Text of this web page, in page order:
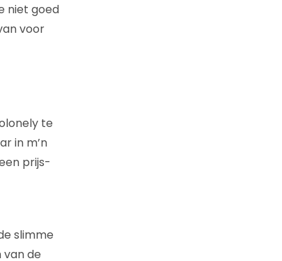
niet goed
voor
te
in m’n
prijs-
slimme
van de